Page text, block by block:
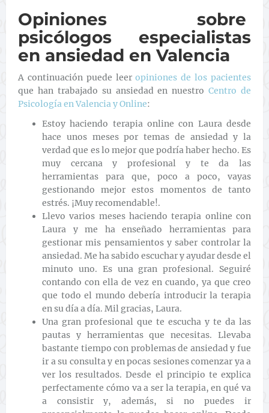
Opiniones sobre
psicólogos especialistas
en ansiedad en Valencia
A continuación puede leeropiniones de los pacientes
que han trabajado su ansiedad en nuestroCentro de
Psicología en Valencia y Online:
Estoy haciendo terapia online con Laura desde
hace unos meses por temas de ansiedad y la
verdad que es lo mejor que podría haber hecho. Es
muy cercana y profesional y te da las
herramientas para que, poco a poco, vayas
gestionando mejor estos momentos de tanto
estrés. ¡Muy recomendable!.
Llevo varios meses haciendo terapia online con
Laura y me ha enseñado herramientas para
gestionar mis pensamientos y saber controlar la
ansiedad. Me ha sabido escuchar y ayudar desde el
minuto uno. Es una gran profesional. Seguiré
contando con ella de vez en cuando, ya que creo
que todo el mundo debería introducir la terapia
en su día a día. Mil gracias, Laura.
Una gran profesional que te escucha y te da las
pautas y herramientas que necesitas. Llevaba
bastante tiempo con problemas de ansiedad y fue
ir a su consulta y en pocas sesiones comenzar ya a
ver los resultados. Desde el principio te explica
perfectamente cómo va a ser la terapia, en qué va
a consistir y, además, si no puedes ir